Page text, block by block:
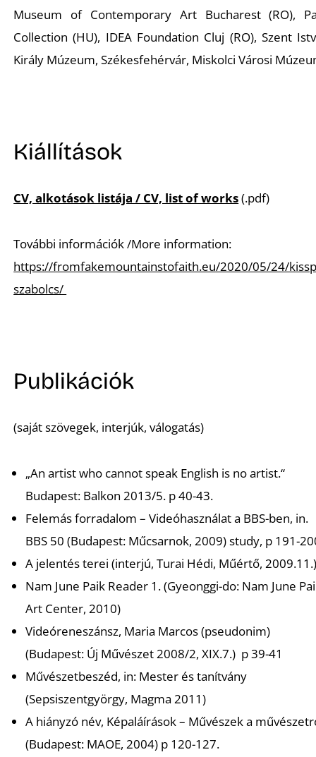
Museum of Contemporary Art Bucharest (RO),
Collection (HU), IDEA Foundation Cluj (RO), Szent
Király Múzeum, Székesfehérvár, Miskolci Városi
Kiállítások
CV, alkotások listája / CV, list of works(.pdf)
További információk /More information:
https://fromfakemountainstofaith.eu/2020/05/24/
szabolcs/
Publikációk
(saját szövegek, interjúk, válogatás)
„An artist who cannot speak English is no artist.“
Budapest: Balkon 2013/5. p 40-43.
Felemás forradalom – Videóhasználat a BBS-ben, in.
BBS 50 (Budapest: Műcsarnok, 2009) study, p 191-
A jelentés terei (interjú, Turai Hédi, Műértő, 2009.11.)
Nam June Paik Reader 1. (Gyeonggi-do: Nam June
Art Center, 2010)
Videóreneszánsz, Maria Marcos (pseudonim)
(Budapest: Új Művészet 2008/2, XIX.7.) p 39-41
Művészetbeszéd, in: Mester és tanítvány
(Sepsiszentgyörgy, Magma 2011)
A hiányzó név, Képaláírások – Művészek a
(Budapest: MAOE, 2004) p 120-127.